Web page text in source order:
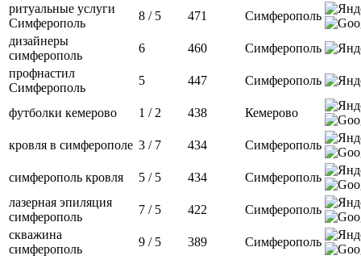
ритуальные услуги
Симферополь
8 / 5 471
Симферополь
дизайнеры
симферополь
6 460
Симферополь
профнастил
Симферополь
5 447 Симферополь
футболки кемерово 1 / 2 438 Кемерово
кровля в симферополе 3 / 7 434 Симферополь
симферополь кровля 5 / 5 434
Симферополь
лазерная эпиляция
симферополь
7 / 5 422
Симферополь
скважина
симферополь
9 / 5 389
Симферополь